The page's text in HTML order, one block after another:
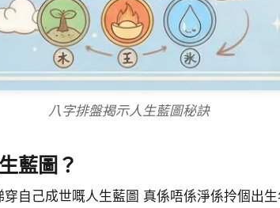
八字排盤揭示人生藍圖秘訣
藍圖？
自己成世嘅人生藍圖 真係唔係淨係拎個出